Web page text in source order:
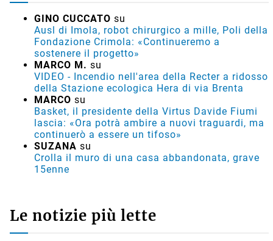
GINO CUCCATO su
Ausl di Imola, robot chirurgico a mille, Poli della
Fondazione Crimola: «Continueremo a
sostenere il progetto»
MARCO M. su
VIDEO - Incendio nell'area della Recter a ridosso
della Stazione ecologica Hera di via Brenta
MARCO su
Basket, il presidente della Virtus Davide Fiumi
lascia: «Ora potrà ambire a nuovi traguardi, ma
continuerò a essere un tifoso»
SUZANA su
Crolla il muro di una casa abbandonata, grave
15enne
Le notizie più lette